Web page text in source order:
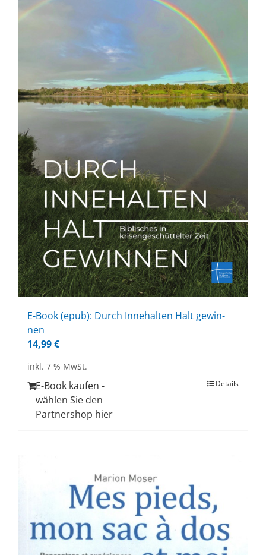
E‑Book (epub): Durch In­ne­hal­ten Halt ge­win­
nen
14,99€
inkl. 7 % MwSt.
E-Book kaufen -
wählen Sie den
Partnershop hier
Details